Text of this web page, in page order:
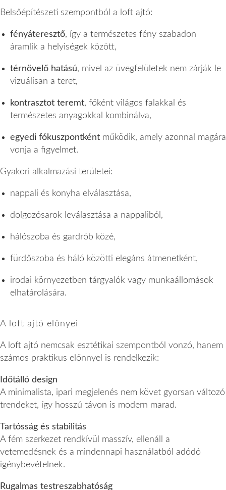
Belsőépítészeti szempontból a loft ajtó:
fényáteresztő, így a természetes fény szabadon
áramlik a helyiségek között,
térnövelő hatású, mivel az üvegfelületek nem zárják le
vizuálisan a teret,
kontrasztot teremt, főként világos falakkal és
természetes anyagokkal kombinálva,
egyedi fókuszpontként működik, amely azonnal magára
vonja a figyelmet.
Gyakori alkalmazási területei:
nappali és konyha elválasztása,
dolgozósarok leválasztása a nappaliból,
hálószoba és gardrób közé,
fürdőszoba és háló közötti elegáns átmenetként,
irodai környezetben tárgyalók vagy munkaállomások
elhatárolására.
A loft ajtó előnyei
A loft ajtó nemcsak esztétikai szempontból vonzó, hanem
számos praktikus előnnyel is rendelkezik:
Időtálló design
A minimalista, ipari megjelenés nem követ gyorsan változó
trendeket, így hosszú távon is modern marad.
Tartósság és stabilitás
A fém szerkezet rendkívül masszív, ellenáll a
vetemedésnek és a mindennapi használatból adódó
igénybevételnek.
Rugalmas testreszabhatóság